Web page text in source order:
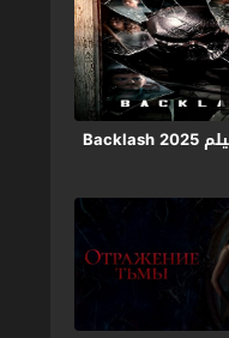
مشاهدة فيلم Backlash 2025